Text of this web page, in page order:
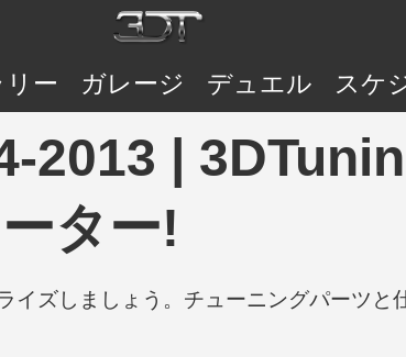
ー ガレージ デュエル スケ
2013 |
ター!
ズしましょう。チューニングパーツ